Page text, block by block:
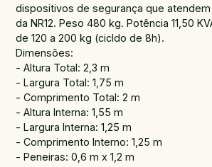
dispositivos de segurança que
da NR12. Peso 480 kg. Potência 11,50
de 120 a 200 kg (cicldo de 8h).
Dimensões:
- Altura Total: 2,3 m
- Largura Total: 1,75 m
- Comprimento Total: 2 m
- Altura Interna: 1,55 m
- Largura Interna: 1,25 m
- Comprimento Interno: 1,25 m
- Peneiras: 0,6 m x 1,2 m